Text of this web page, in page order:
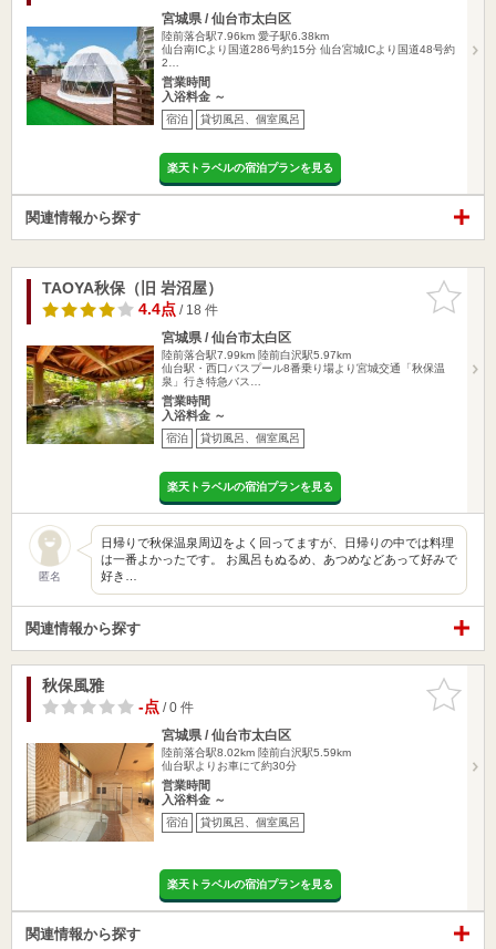
宮城県 / 仙台市太白区
陸前落合駅7.96km 愛子駅6.38km
仙台南ICより国道286号約15分 仙台宮城ICより国道48号約
2…
営業時間
入浴料金 ～
宿泊 貸切風呂、個室風呂
楽天トラベルの宿泊プランを見る
関連情報から探す
お気に入
りに追加
TAOYA秋保（旧 岩沼屋）
4.4点/ 18 件
宮城県 / 仙台市太白区
陸前落合駅7.99km 陸前白沢駅5.97km
仙台駅・西口バスプール8番乗り場より宮城交通「秋保温
泉」行き特急バス…
営業時間
入浴料金 ～
宿泊 貸切風呂、個室風呂
楽天トラベルの宿泊プランを見る
匿名
日帰りで秋保温泉周辺をよく回ってますが、日帰りの中では料理
は一番よかったです。 お風呂もぬるめ、あつめなどあって好みで
好き…
関連情報から探す
お気に入
りに追加
秋保風雅
-点/ 0 件
宮城県 / 仙台市太白区
陸前落合駅8.02km 陸前白沢駅5.59km
仙台駅よりお車にて約30分
営業時間
入浴料金 ～
宿泊 貸切風呂、個室風呂
楽天トラベルの宿泊プランを見る
関連情報から探す